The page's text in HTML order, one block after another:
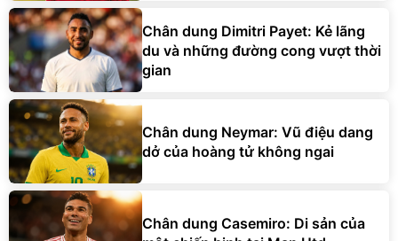
Chân dung Dimitri Payet: Kẻ lãng
du và những đường cong vượt thời
gian
Chân dung Neymar: Vũ điệu dang
dở của hoàng tử không ngai
Chân dung Casemiro: Di sản của